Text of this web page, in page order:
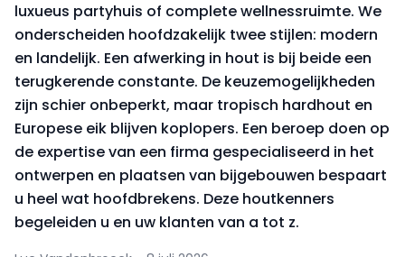
luxueus partyhuis of complete wellnessruimte. We
onderscheiden hoofdzakelijk twee stijlen: modern
en landelijk. Een afwerking in hout is bij beide een
terugkerende constante. De keuzemogelijkheden
zijn schier onbeperkt, maar tropisch hardhout en
Europese eik blijven koplopers. Een beroep doen op
de expertise van een firma gespecialiseerd in het
ontwerpen en plaatsen van bijgebouwen bespaart
u heel wat hoofdbrekens. Deze houtkenners
begeleiden u en uw klanten van a tot z.